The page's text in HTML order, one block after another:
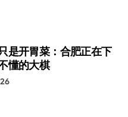
是开胃菜：合肥正在下
懂的大棋